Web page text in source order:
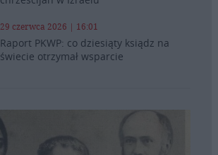
29 czerwca 2026 | 16:01
Raport PKWP: co dziesiąty ksiądz na
świecie otrzymał wsparcie